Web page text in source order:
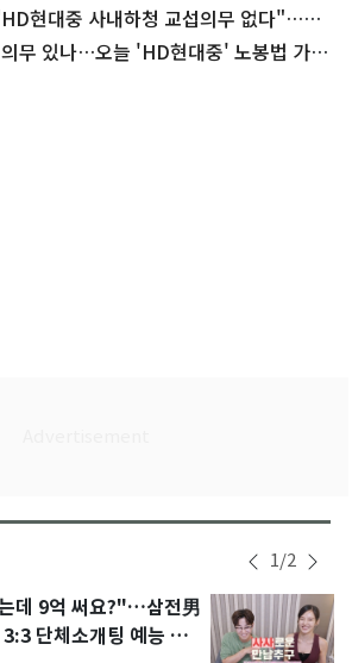
현대중 사내하청 교섭의무 없다"…노
무 있나…오늘 'HD현대중' 노봉법 가늠
1/2
데 9억 써요?"…삼전男
단체소개팅 예능 화